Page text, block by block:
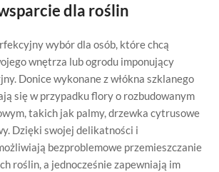
dla roślin
wybór dla osób, które chcą
wnętrza lub ogrodu imponujący
Donice wykonane z włókna szklanego
się w przypadku flory o rozbudowanym
takich jak palmy, drzewka cytrusowe
Dzięki swojej delikatności i
bezproblemowe przemieszczanie
roślin, a jednocześnie zapewniają im